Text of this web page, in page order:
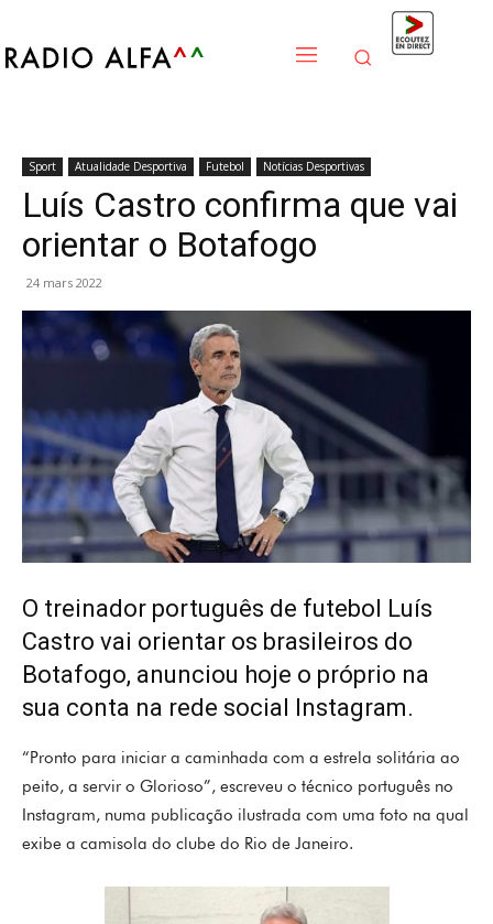
Sport Atualidade Desportiva Futebol Notícias Desportivas
Luís Castro confirma que vai
orientar o Botafogo
24 mars 2022
O treinador português de futebol Luís
Castro vai orientar os brasileiros do
Botafogo, anunciou hoje o próprio na
sua conta na rede social Instagram.
“Pronto para iniciar a caminhada com a estrela solitária ao
peito, a servir o Glorioso”, escreveu o técnico português no
Instagram, numa publicação ilustrada com uma foto na qual
exibe a camisola do clube do Rio de Janeiro.